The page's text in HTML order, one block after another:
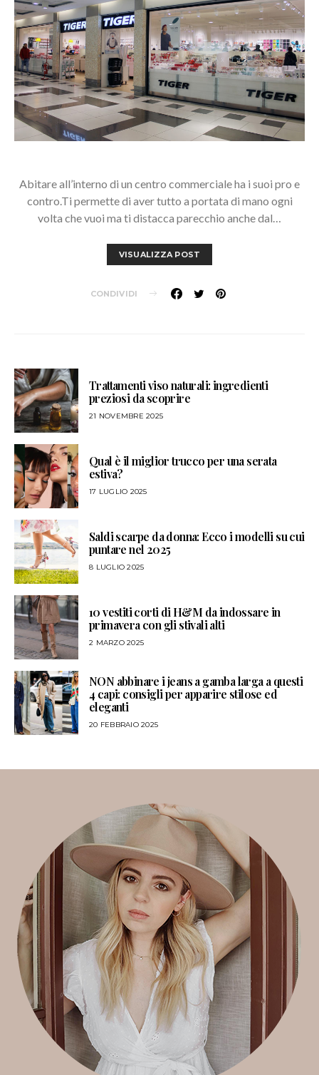
Abitare all’interno di un centro commerciale ha i suoi pro e
contro.Ti permette di aver tutto a portata di mano ogni
volta che vuoi ma ti distacca parecchio anche dal…
VISUALIZZA POST
CONDIVIDI
Trattamenti viso naturali: ingredienti
preziosi da scoprire
21 NOVEMBRE 2025
Qual è il miglior trucco per una serata
estiva?
17 LUGLIO 2025
Saldi scarpe da donna: Ecco i modelli su cui
puntare nel 2025
8 LUGLIO 2025
10 vestiti corti di H&M da indossare in
primavera con gli stivali alti
2 MARZO 2025
NON abbinare i jeans a gamba larga a questi
4 capi: consigli per apparire stilose ed
eleganti
20 FEBBRAIO 2025